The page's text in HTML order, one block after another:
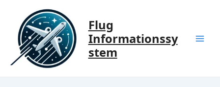
springen
Flug
Informationssy
stem